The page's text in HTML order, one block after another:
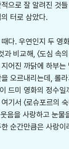
으로 잘 알려진 것
터로 삼았다.
. 우연인지 두 영
과 비교해, 〈도심
어진 까닭에 하부
오르내리는데, 롤
드미 영화의 정수
기서 〈로슈포르의
음을 사랑하고 눈
순간만큼은 사랑이